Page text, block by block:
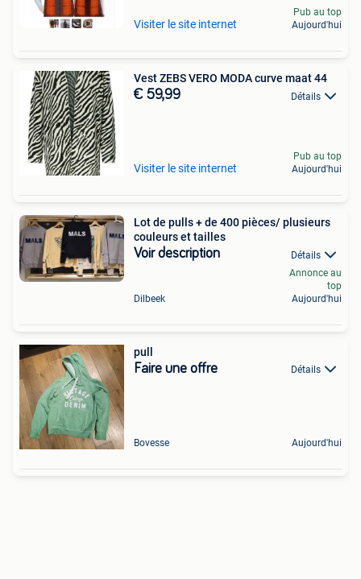
Visiter le site internet
Pub au top
Aujourd'hui
Vest ZEBS VERO MODA curve maat 44
€ 59,99 Détails
Visiter le site internet
Pub au top
Aujourd'hui
Lot de pulls + de 400 pièces/ plusieurs
couleurs et tailles
Voir description Détails
Dilbeek
Annonce au
top
Aujourd'hui
pull
Faire une offre Détails
Bovesse Aujourd'hui